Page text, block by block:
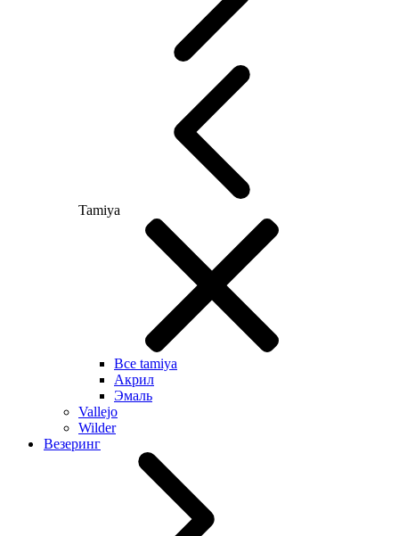
Tamiya
Все tamiya
Акрил
Эмаль
Vallejo
Wilder
Везеринг